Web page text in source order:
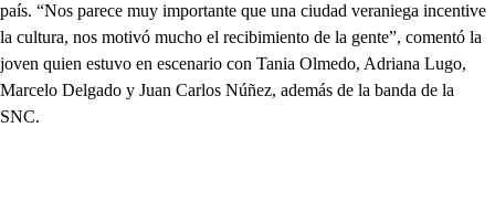
país. “Nos parece muy importante que una ciudad veraniega incentive
la cultura, nos motivó mucho el recibimiento de la gente”, comentó la
joven quien estuvo en escenario con Tania Olmedo, Adriana Lugo,
Marcelo Delgado y Juan Carlos Núñez, además de la banda de la
SNC.